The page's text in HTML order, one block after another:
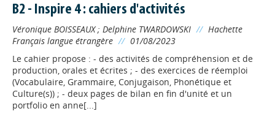
B2 - Inspire 4 : cahiers d'activités
Véronique BOISSEAUX; Delphine TWARDOWSKI // Hachette
Français langue étrangère // 01/08/2023
Le cahier propose : - des activités de compréhension et de
production, orales et écrites ; - des exercices de réemploi
(Vocabulaire, Grammaire, Conjugaison, Phonétique et
Culture(s)) ; - deux pages de bilan en fin d'unité et un
portfolio en anne[...]